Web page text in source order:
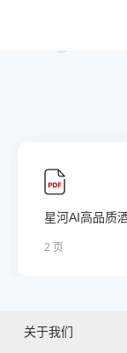
星河AI高品质
2 页
关于我们